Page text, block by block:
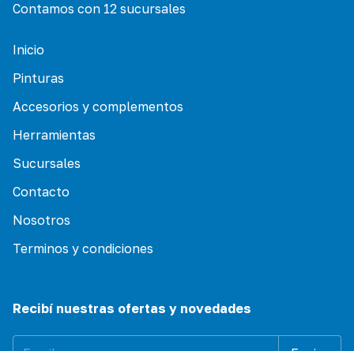
Contamos con 12 sucursales
Inicio
Pinturas
Accesorios y complementos
Herramientas
Sucursales
Contacto
Nosotros
Terminos y condiciones
Recibí nuestras ofertas y novedades